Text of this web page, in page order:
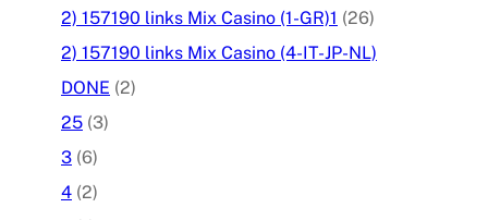
2) 157190 links Mix Casino (1-GR)1 (26)
2) 157190 links Mix Casino (4-IT-JP-NL)
DONE (2)
25 (3)
3 (6)
4 (2)